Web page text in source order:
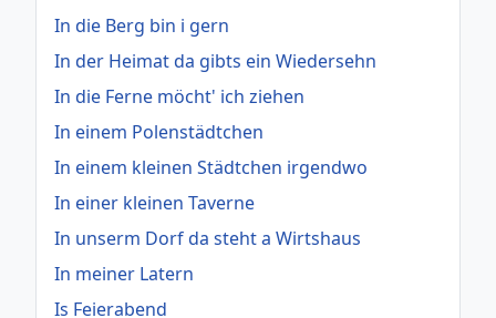
In die Berg bin i gern
In der Heimat da gibts ein Wiedersehn
In die Ferne möcht' ich ziehen
In einem Polenstädtchen
In einem kleinen Städtchen irgendwo
In einer kleinen Taverne
In unserm Dorf da steht a Wirtshaus
In meiner Latern
Is Feierabend